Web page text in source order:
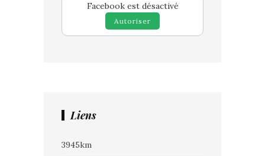
Facebook est désactivé
Autoriser
Liens
3945km